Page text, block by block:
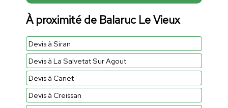
À proximité de Balaruc Le Vieux
Devis à Siran
Devis à La Salvetat Sur Agout
Devis à Canet
Devis à Creissan